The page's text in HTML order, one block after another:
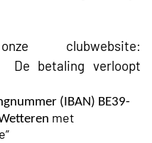
clubwebsite:
De betaling verloopt
(IBAN) BE39-
met